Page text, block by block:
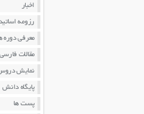
اخبار
رزومه
معرفی دوره
مقالات فارسی
نمایش
پایگاه دانش
پست ها